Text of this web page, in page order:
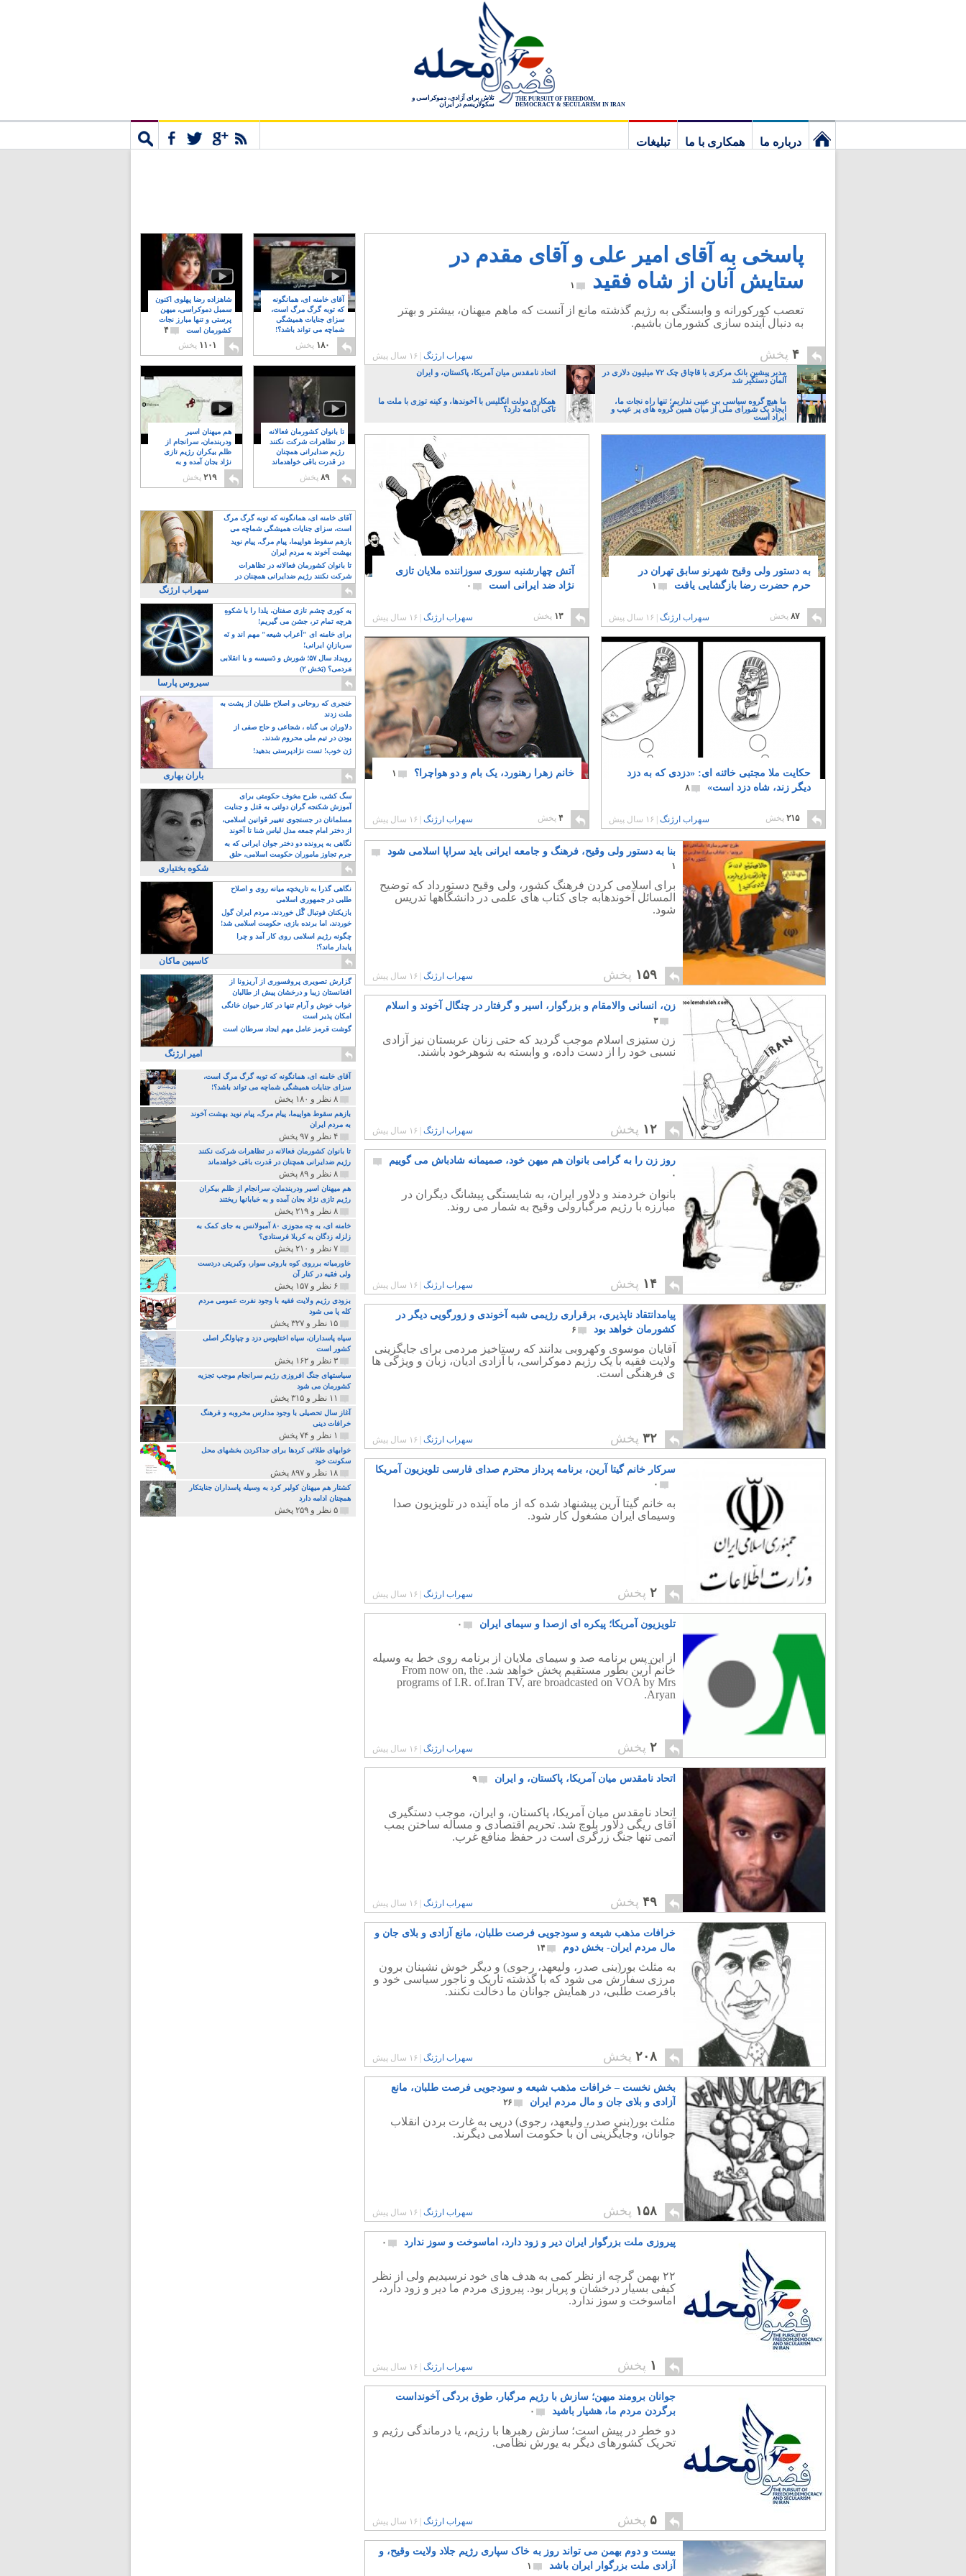
THE PURSUIT OF FREEDOM,
DEMOCRACY & SECULARISM IN IRAN
تلاش برای آزادی، دموکراسی و
سکولاریسم در ایران
درباره ما همکاری با ما
تبلیغات
پاسخی به آقای امیر علی و آقای مقدم در
ستایش آنان از شاه فقید
۱
تعصب کورکورانه و وابستگی به رژیم گذشته مانع از آنست که ماهم میهنان، بیشتر و بهتر
به دنبال آینده سازی کشورمان باشیم.
۴ پخش سهراب ارژنگ ۱۶ سال پیش
مدیر پیشین بانک مرکزی با قاچاق چک ۷۲ میلیون دلاری در
آلمان دستگیر شد
اتحاد نامقدس میان آمریکا، پاکستان، و ایران
ما هیچ گروه سیاسی بی عیبی نداریم؛ تنها راه نجات ما،
ایجاد یک شورای ملی از میان همین گروه های پر عیب و
ایراد است
همکاری دولت انگلیس با آخوندها، و کینه توزی با ملت ما
تاکی ادامه دارد؟
به دستور ولی وقیح شهرنو سابق تهران در
حرم حضرت رضا بازگشایی یافت
۱
۸۷ پخش سهراب ارژنگ ۱۶ سال پیش
آتش چهارشنبه سوری سوزاننده ملایان تازی
نژاد ضد ایرانی است
۰
۱۳ پخش سهراب ارژنگ ۱۶ سال پیش
حکایت ملا مجتبی خائنه ای: «دزدی که به دزد
دیگر زند، شاه دزد است»
۸
۲۱۵ پخش سهراب ارژنگ ۱۶ سال پیش
خانم زهرا رهنورد، یک بام و دو هواچرا؟ ۱
۴پخش سهراب ارژنگ ۱۶ سال پیش
بنا به دستور ولی وقیح، فرهنگ و جامعه ایرانی باید سراپا اسلامی شود
۱
برای اسلامی کردن فرهنگ کشور، ولی وقیح دستورداد که توضیح
المسائل آخوندهابه جای کتاب های علمی در دانشگاهها تدریس
شود.
۱۵۹ پخش سهراب ارژنگ ۱۶ سال پیش
زن، انسانی والامقام و بزرگوار، اسیر و گرفتار در چنگال آخوند و اسلام
۳
زن ستیزی اسلام موجب گردید که حتی زنان عربستان نیز آزادی
نسبی خود را از دست داده، و وابسته به شوهرخود باشند.
۱۲ پخش سهراب ارژنگ ۱۶ سال پیش
روز زن را به گرامی بانوان هم میهن خود، صمیمانه شادباش می گوییم
۰
بانوان خردمند و دلاور ایران، به شایستگی پیشانگ دیگران در
مبارزه با رژیم مرگبارولی وقیح به شمار می روند.
۱۴ پخش سهراب ارژنگ ۱۶ سال پیش
پیامدانتقاد ناپذیری، برقراری رژیمی شبه آخوندی و زورگویی دیگر در
کشورمان خواهد بود
۶
آقایان موسوی وکهروبی بدانند که رستاخیز مردمی برای جایگزینی
ولایت فقیه با یک رژیم دموکراسی، با آزادی ادیان، زبان و ویژگی ها
ی فرهنگی است.
۳۲ پخش سهراب ارژنگ ۱۶ سال پیش
سرکار خانم گیتا آرین، برنامه پرداز محترم صدای فارسی تلویزیون آمریکا
۰
به خانم گیتا آرین پیشنهاد شده که از ماه آینده در تلویزیون صدا
وسیمای ایران مشغول کار شود.
۲ پخش سهراب ارژنگ ۱۶ سال پیش
تلویزیون آمریکا؛ پیکره ای ازصدا و سیمای ایران ۰
از این پس برنامه صد و سیمای ملایان از برنامه روی خط به وسیله
خانم آرین بطور مستقیم پخش خواهد شد. From now on, the
programs of I.R. of.Iran TV, are broadcasted on VOA by Mrs
Aryan.
۲ پخش سهراب ارژنگ ۱۶ سال پیش
اتحاد نامقدس میان آمریکا، پاکستان، و ایران ۹
اتحاد نامقدس میان آمریکا، پاکستان، و ایران، موجب دستگیری
آقای ریگی دلاور بلوچ شد. تحریم اقتصادی و مساله ساختن بمب
اتمی تنها جنگ زرگری است در حفظ منافع غرب.
۴۹ پخش سهراب ارژنگ ۱۶ سال پیش
خرافات مذهب شیعه و سودجویی فرصت طلبان، مانع آزادی و بلای جان و
مال مردم ایران- بخش دوم
۱۴
به مثلث بور(بنی صدر، ولیعهد، رجوی) و دیگر خوش نشینان برون
مرزی سفارش می شود که با گذشته تاریک و ناجور سیاسی خود و
بافرصت طلبی، در همایش جوانان ما دخالت نکنند.
۲۰۸ پخش سهراب ارژنگ ۱۶ سال پیش
بخش نخست – خرافات مذهب شیعه و سودجویی فرصت طلبان، مانع
آزادی و بلای جان و مال مردم ایران
۲۶
مثلث بور(بنی صدر، ولیعهد، رجوی) درپی به غارت بردن انقلاب
جوانان، وجایگزینی آن با حکومت اسلامی دیگرند.
۱۵۸ پخش سهراب ارژنگ ۱۶ سال پیش
پیروزی ملت بزرگوار ایران دیر و زود دارد، اماسوخت و سوز ندارد ۰
۲۲ بهمن گرچه از نظر کمی به هدف های خود نرسیدیم ولی از نظر
کیفی بسیار درخشان و پربار بود. پیروزی مردم ما دیر و زود دارد،
اماسوخت و سوز ندارد.
۱ پخش سهراب ارژنگ ۱۶ سال پیش
جوانان برومند میهن؛ سازش با رژیم مرگبار، طوق بردگی آخونداست
برگردن مردم ما، هشیار باشید
۰
دو خطر در پیش است؛ سازش رهبرها با رژیم، یا درماندگی رژیم و
تحریک کشورهای دیگر به یورش نظامی.
۵ پخش سهراب ارژنگ ۱۶ سال پیش
بیست و دوم بهمن می تواند روز به خاک سپاری رژیم جلاد ولایت وقیح، و
آزادی ملت بزرگوار ایران باشد
۱
شاهزاده رضا پهلوی اکنون
سمبل دموکراسی، میهن
پرستی و تنها مبارز نجات
کشورمان است
۴
۱۱۰۱ پخش
آقای خامنه ای، همانگونه
که توبه گرگ مرگ است،
سزای جنایات همیشگی
شماچه می تواند باشد؟!
۸
۱۸۰ پخش
هم میهنان اسیر
ودربندمان، سرانجام از
ظلم بیکران رژیم تازی
نژاد بجان آمده و به
۲۱۹ پخش
تا بانوان کشورمان فعالانه
در تظاهرات شرکت نکنند
رژیم ضدایرانی همچنان
در قدرت باقی خواهدماند
۸
۸۹ پخش
آقای خامنه ای، همانگونه که توبه گرگ مرگ
است، سزای جنایات همیشگی شماچه می
تواند باشد؟!
بازهم سقوط هواپیما، پیام مرگ، پیام نوید
بهشت آخوند به مردم ایران
تا بانوان کشورمان فعالانه در تظاهرات
شرکت نکنند رژیم ضدایرانی همچنان در
قدرت باقی خواهدماند
سهراب ارژنگ
به کوری چشم تازی صفتان، یلدا را با شکوهِ
هرچه تمام تر، جشن می گیریم!
برای خامنه ای "اَعراب شیعه" مهم اند و نَه
سربازانِ ایرانی!
رویداد سال ۵۷؛ شورش و دَسیسه و یا انقلابی
مَردمی؟ (بَخش ۲)
سیروس پارسا
خنجری که روحانی و اصلاح طلبان از پشت به
ملت زدند
دلاوران بی گناه ، شجاعی و حاج صفی از
بودن در تیم ملی محروم شدند.
ژن خوب! تست نژادپرستی بدهید!
باران بهاری
سگ کشی، طرح مخوف حکومتی برای
آموزش شکنجه گران دولتی به قتل و جنایت
بیشتر
مسلمانان در جستجوی تغییر قوانین اسلامی،
از دختر امام جمعه مدل لباس شنا تا آخوند
مسلمان همجنسگرا!
نگاهی به پرونده دو دختر جوان ایرانی که به
جرم تجاوز ماموران حکومت اسلامی، حلق
آویز شدند!
شکوه بختیاری
نگاهی گذرا به تاریخچه میانه روی و اصلاح
طلبی در جمهوری اسلامی
بازیکنان فوتبال گًل خوردند، مردم ایران گول
خوردند، اما برنده بازی، حکومت اسلامی شد!
چگونه رژیم اسلامی روی کار آمد و چرا
پایدار ماند؟!
کاسپین ماکان
گزارش تصویری پروفسوری از آریزونا از
افغانستان زیبا و درخشان پیش از طالبان
خواب خوش و آرام تنها در کنار حیوان خانگی
امکان پذیر است
گوشت قرمز عامل مهم ایجاد سرطان است
امیر ارژنگ
آقای خامنه ای، همانگونه که توبه گرگ مرگ است،
سزای جنایات همیشگی شماچه می تواند باشد؟!
۸ نظر و ۱۸۰ پخش
بازهم سقوط هواپیما، پیام مرگ، پیام نوید بهشت آخوند
به مردم ایران
۴ نظر و ۹۷ پخش
تا بانوان کشورمان فعالانه در تظاهرات شرکت نکنند
رژیم ضدایرانی همچنان در قدرت باقی خواهدماند
۸ نظر و ۸۹ پخش
هم میهنان اسیر ودربندمان، سرانجام از ظلم بیکران
رژیم تازی نژاد بجان آمده و به خبابانها ریختند
۸ نظر و ۲۱۹ پخش
خامنه ای، به چه مجوزی ۸۰ آمبولانس به جای کمک به
زلزله زدگان به کربلا فرستادی؟
۷ نظر و ۲۱۰ پخش
خاورمیانه برروی کوه باروتی سوار، وکبریتی دردست
ولی فقیه در کنار آن
۶ نظر و ۱۵۷ پخش
بزودی رژیم ولایت فقیه با وجود نفرت عمومی مردم
کله پا می شود
۱۵ نظر و ۳۲۷ پخش
سپاه پاسداران، سپاه اختاپوس دزد و چپاولگر اصلی
کشور است
۳ نظر و ۱۶۲ پخش
سیاستهای جنگ افروزی رژیم سرانجام موجب تجزیه
کشورمان می شود
۱۱ نظر و ۳۱۵ پخش
آغاز سال تحصیلی با وجود مدارس مخروبه و فرهنگ
خرافات دینی
۱ نظر و ۷۴ پخش
خوابهای طلائی کردها برای جداکردن بخشهای محل
سکونت خود
۱۸ نظر و ۸۹۷ پخش
کشتار هم میهنان کولبر کرد به وسیله پاسداران جنایتکار
همچنان ادامه دارد
۵ نظر و ۲۵۹ پخش